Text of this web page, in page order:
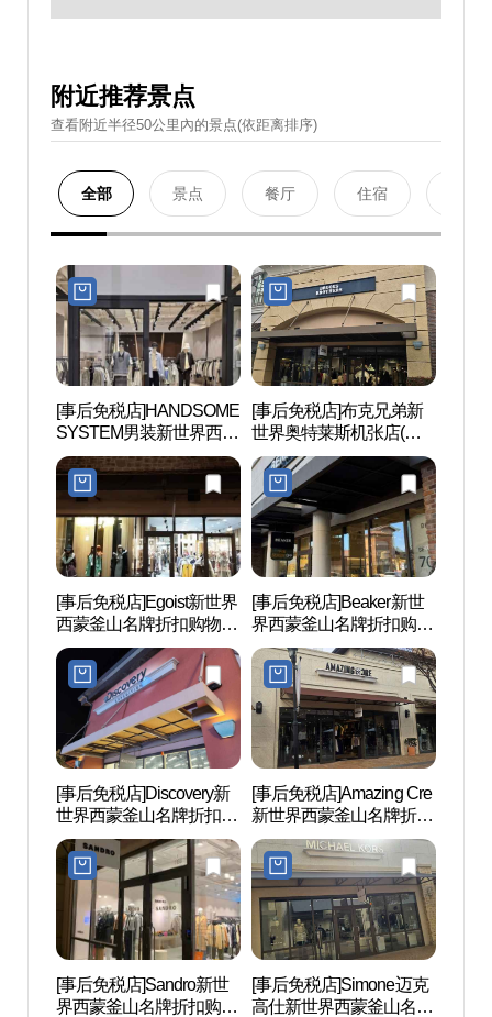
附近推荐景点
查看附近半径50公里內的景点(依距离排序)
全部 景点 餐厅 住宿
[事后免税店]HANDSOME
SYSTEM男装新世界西蒙
釜山名牌折扣购物中心
(시스템옴므 신세계사이
먼프리미엄아울렛 부산
점)
[事后免税店]布克兄弟新
世界奥特莱斯机张店(브
룩스브라더스 신세계사
이먼프리미엄아울렛 부
산점)
[事后免税店]Egoist新世界
西蒙釜山名牌折扣购物中
心(에고이스트 신세계사
이먼프리미엄아울렛 부
산점)
[事后免税店]Beaker新世
界西蒙釜山名牌折扣购物
中心(비이커 신세계사이
먼프리미엄아울렛 부산
점)
[事后免税店]Discovery新
世界西蒙釜山名牌折扣购
物中心(디스커버리 신세
계사이먼프리미엄아울렛
부산점)
[事后免税店]Amazing Cre
新世界西蒙釜山名牌折扣
购物中心釜山店(어메이
징크리 신세계사이먼프
리미엄아울렛 부산점)
[事后免税店]Sandro新世
界西蒙釜山名牌折扣购物
[事后免税店]Simone迈克
高仕新世界西蒙釜山名牌